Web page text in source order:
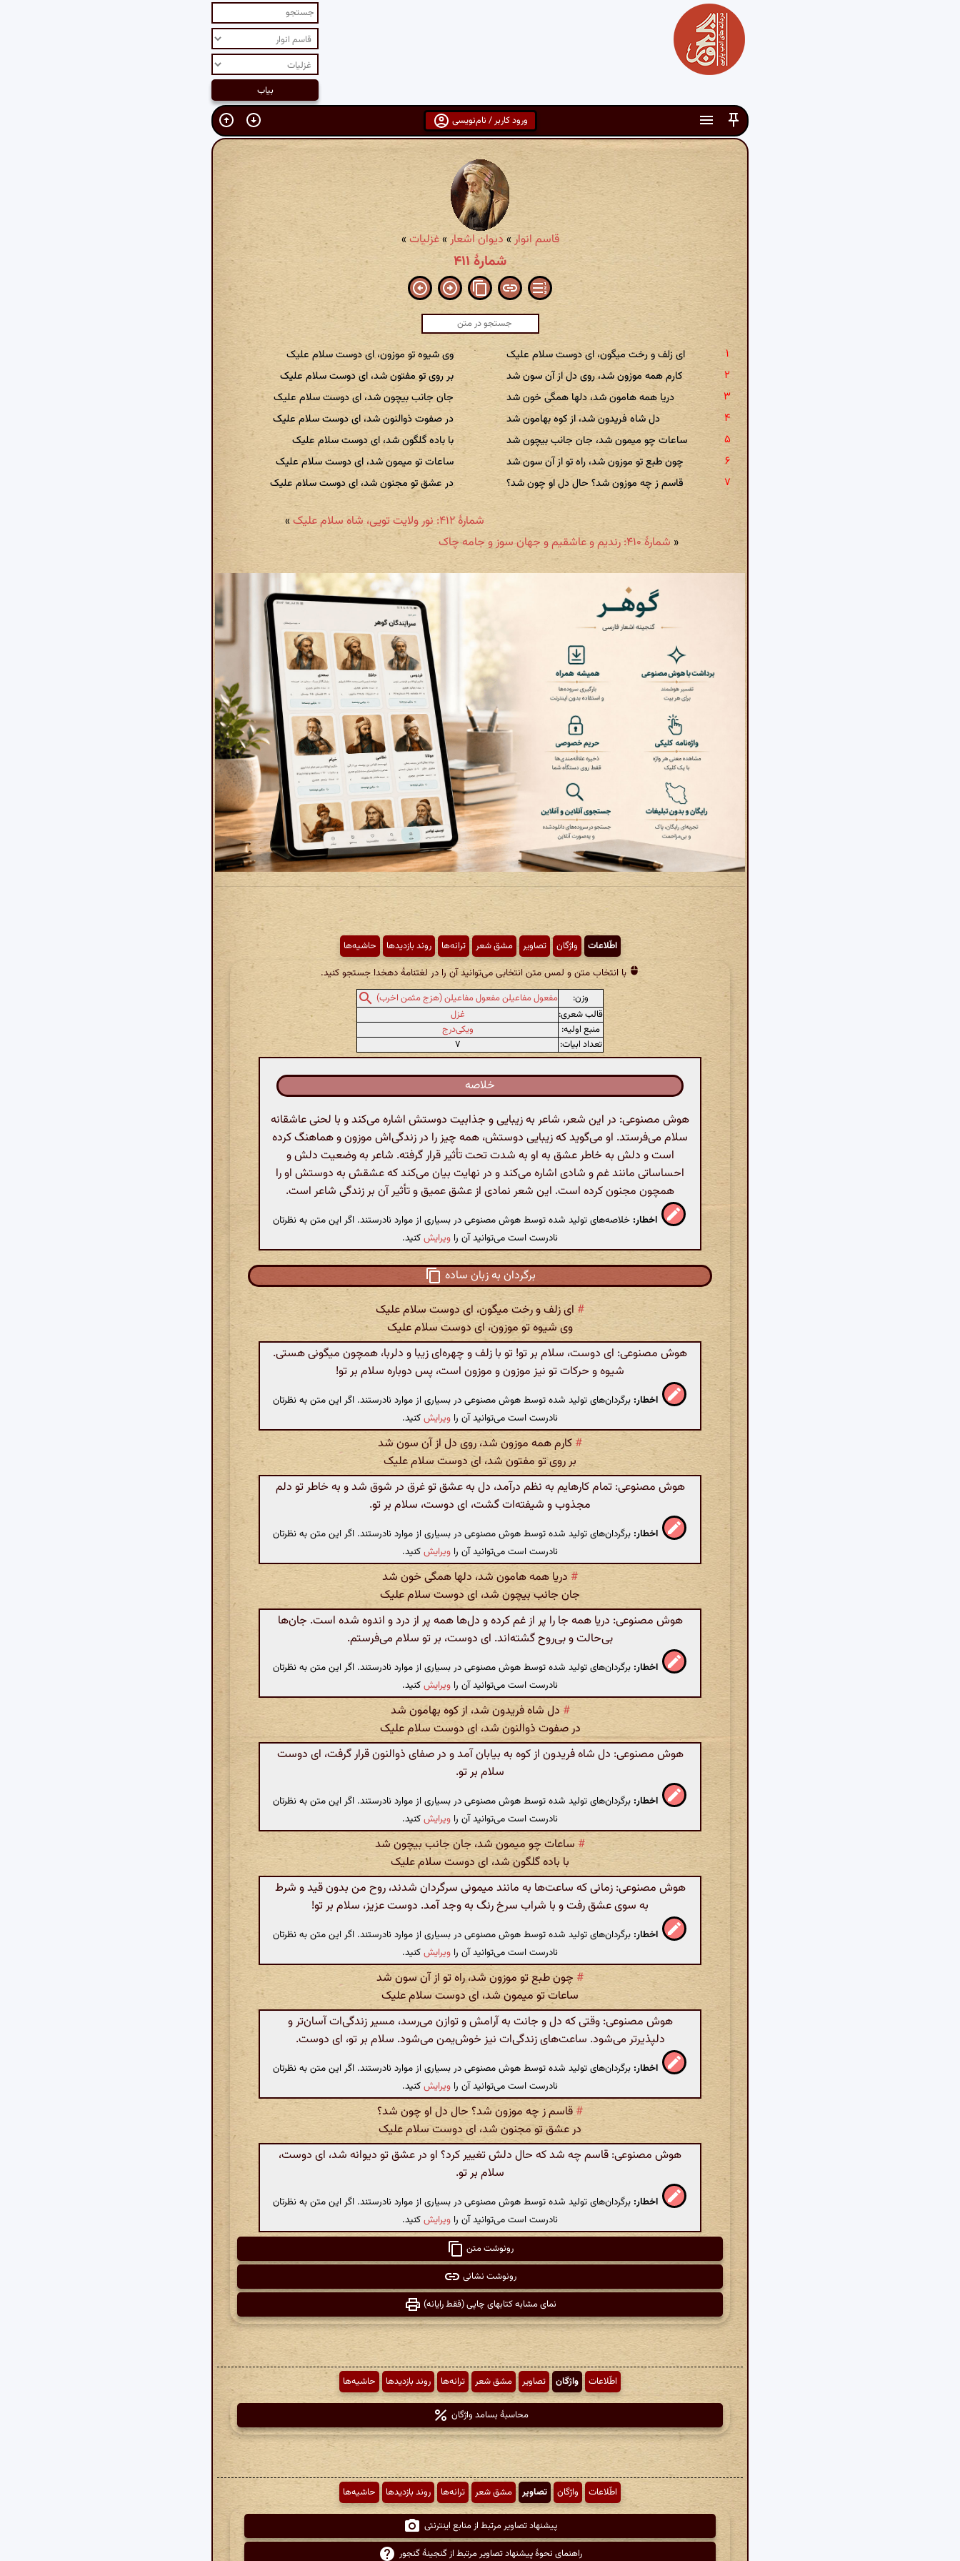
ورود کاربر / نام‌نویسی
قاسم انوار»دیوان اشعار »غزلیات»
شمارهٔ ۴۱۱
ای زلف و رخت میگون، ای دوست سلام علیک
وی شیوه تو موزون، ای دوست سلام علیک
کارم همه موزون شد، روی دل از آن سون شد
بر روی تو مفتون شد، ای دوست سلام علیک
دریا همه هامون شد، دلها همگی خون شد
جان جانب بیچون شد، ای دوست سلام علیک
دل شاه فریدون شد، از کوه بهامون شد
در صفوت ذوالنون شد، ای دوست سلام علیک
ساعات چو میمون شد، جان جانب بیچون شد
با باده گلگون شد، ای دوست سلام علیک
چون طبع تو موزون شد، راه تو از آن سون شد
ساعات تو میمون شد، ای دوست سلام علیک
قاسم ز چه موزون شد؟ حال دل او چون شد؟
در عشق تو مجنون شد، ای دوست سلام علیک
شمارهٔ ۴۱۲: نور ولایت تویی، شاه سلام علیک
»
« شمارهٔ ۴۱۰: رندیم و عاشقیم و جهان سوز و جامه چاک
اطّلاعات واژگان تصاویر مشق شعر ترانه‌ها روند بازدیدها حاشیه‌ها
با انتخاب متن و لمس متن انتخابی می‌توانید آن را در لغتنامهٔ دهخدا جستجو کنید.
وزن:
مفعول مفاعیلن مفعول مفاعیلن (هزج مثمن اخرب)
قالب شعری:
غزل
منبع اولیه:
ویکی‌درج
تعداد ابیات:
۷
خلاصه
هوش مصنوعی: در این شعر، شاعر به زیبایی و جذابیت دوستش اشاره می‌کند و با لحنی عاشقانه
سلام می‌فرستد. او می‌گوید که زیبایی دوستش، همه چیز را در زندگی‌اش موزون و هماهنگ کرده
است و دلش به خاطر عشق به او به شدت تحت تأثیر قرار گرفته. شاعر به وضعیت دلش و
احساساتی مانند غم و شادی اشاره می‌کند و در نهایت بیان می‌کند که عشقش به دوستش او را
همچون مجنون کرده است. این شعر نمادی از عشق عمیق و تأثیر آن بر زندگی شاعر است.
اخطار: خلاصه‌های تولید شده توسط هوش مصنوعی در بسیاری از موارد نادرستند. اگر این متن به نظرتان
نادرست است می‌توانید آن را ویرایشکنید.
برگردان به زبان ساده
# ای زلف و رخت میگون، ای دوست سلام علیک
وی شیوه تو موزون، ای دوست سلام علیک
هوش مصنوعی: ای دوست، سلام بر تو! تو با زلف و چهره‌ای زیبا و دلربا، همچون میگونی هستی.
شیوه و حرکات تو نیز موزون و موزون است، پس دوباره سلام بر تو!
اخطار: برگردان‌های تولید شده توسط هوش مصنوعی در بسیاری از موارد نادرستند. اگر این متن به نظرتان
نادرست است می‌توانید آن را ویرایشکنید.
# کارم همه موزون شد، روی دل از آن سون شد
بر روی تو مفتون شد، ای دوست سلام علیک
هوش مصنوعی: تمام کارهایم به نظم درآمد، دل به عشق تو غرق در شوق شد و به خاطر تو دلم
مجذوب و شیفته‌ات گشت، ای دوست، سلام بر تو.
اخطار: برگردان‌های تولید شده توسط هوش مصنوعی در بسیاری از موارد نادرستند. اگر این متن به نظرتان
نادرست است می‌توانید آن را ویرایشکنید.
# دریا همه هامون شد، دلها همگی خون شد
جان جانب بیچون شد، ای دوست سلام علیک
هوش مصنوعی: دریا همه جا را پر از غم کرده و دل‌ها همه پر از درد و اندوه شده است. جان‌ها
بی‌حالت و بی‌روح گشته‌اند. ای دوست، بر تو سلام می‌فرستم.
اخطار: برگردان‌های تولید شده توسط هوش مصنوعی در بسیاری از موارد نادرستند. اگر این متن به نظرتان
نادرست است می‌توانید آن را ویرایشکنید.
# دل شاه فریدون شد، از کوه بهامون شد
در صفوت ذوالنون شد، ای دوست سلام علیک
هوش مصنوعی: دل شاه فریدون از کوه به بیابان آمد و در صفای ذوالنون قرار گرفت، ای دوست
سلام بر تو.
اخطار: برگردان‌های تولید شده توسط هوش مصنوعی در بسیاری از موارد نادرستند. اگر این متن به نظرتان
نادرست است می‌توانید آن را ویرایشکنید.
# ساعات چو میمون شد، جان جانب بیچون شد
با باده گلگون شد، ای دوست سلام علیک
هوش مصنوعی: زمانی که ساعت‌ها به مانند میمونی سرگردان شدند، روح من بدون قید و شرط
به سوی عشق رفت و با شراب سرخ رنگ به وجد آمد. دوست عزیز، سلام بر تو!
اخطار: برگردان‌های تولید شده توسط هوش مصنوعی در بسیاری از موارد نادرستند. اگر این متن به نظرتان
نادرست است می‌توانید آن را ویرایشکنید.
# چون طبع تو موزون شد، راه تو از آن سون شد
ساعات تو میمون شد، ای دوست سلام علیک
هوش مصنوعی: وقتی که دل و جانت به آرامش و توازن می‌رسد، مسیر زندگی‌ات آسان‌تر و
دلپذیرتر می‌شود. ساعت‌های زندگی‌ات نیز خوش‌یمن می‌شود. سلام بر تو، ای دوست.
اخطار: برگردان‌های تولید شده توسط هوش مصنوعی در بسیاری از موارد نادرستند. اگر این متن به نظرتان
نادرست است می‌توانید آن را ویرایشکنید.
# قاسم ز چه موزون شد؟ حال دل او چون شد؟
در عشق تو مجنون شد، ای دوست سلام علیک
هوش مصنوعی: قاسم چه شد که حال دلش تغییر کرد؟ او در عشق تو دیوانه شد، ای دوست،
سلام بر تو.
اخطار: برگردان‌های تولید شده توسط هوش مصنوعی در بسیاری از موارد نادرستند. اگر این متن به نظرتان
نادرست است می‌توانید آن را ویرایشکنید.
رونوشت متن
رونوشت نشانی
نمای مشابه کتابهای چاپی (فقط رایانه)
اطّلاعات واژگان تصاویر مشق شعر ترانه‌ها روند بازدیدها حاشیه‌ها
محاسبهٔ بسامد واژگان
اطّلاعات واژگان تصاویر مشق شعر ترانه‌ها روند بازدیدها حاشیه‌ها
پیشنهاد تصاویر مرتبط از منابع اینترنتی
راهنمای نحوهٔ پیشنهاد تصاویر مرتبط از گنجینهٔ گنجور